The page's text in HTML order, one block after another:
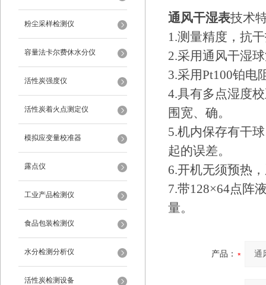
粉尘采样检测仪
容量法卡尔费休水分仪
活性炭强度仪
活性炭着火点测定仪
模拟应变量校准器
露点仪
工业产品检测仪
食品包装检测仪
水分检测分析仪
活性炭检测设备
通风干湿表技术
1.测量精度，抗
2.采用通风干湿
3.采用Pt100铂电
4.具有多点湿度
围宽、确。
5.机内保存有干
起的误差。
6.开机无须预热
7.带128×64点阵
量。
产品：